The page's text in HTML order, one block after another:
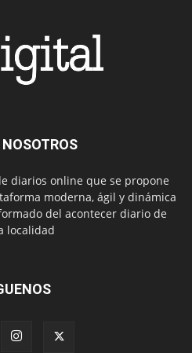
NOSOTROS
diarios online que se propone
moderna, ágil y dinámica
del acontecer diario de
localidad